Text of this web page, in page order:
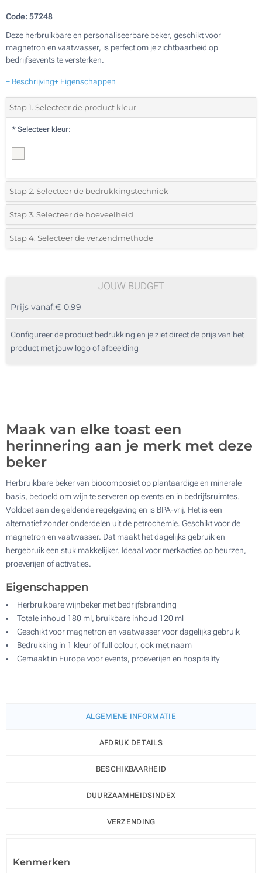
Code:57248
Deze herbruikbare en personaliseerbare beker, geschikt voor
magnetron en vaatwasser, is perfect om je zichtbaarheid op
bedrijfsevents te versterken.
+ Beschrijving+ Eigenschappen
Stap 1. Selecteer de product kleur
* Selecteer kleur:
Stap 2. Selecteer de bedrukkingstechniek
*Selecteer de bedrukking en kleuren van het logo:
1 Kleur (Rondom)
Digitale full colour bedrukking (Rondom)
Stap 3. Selecteer de hoeveelheid
*Selecteer uit de lijst of voeg het gewenste aantal in
200
1000
Stap 4. Selecteer de verzendmethode
JOUW BUDGET
Prijs vanaf:€ 0,99
Configureer de product bedrukking en je ziet direct de prijs van het
product met jouw logo of afbeelding
Maak van elke toast een
herinnering aan je merk met deze
beker
Herbruikbare beker van biocomposiet op plantaardige en minerale
basis, bedoeld om wijn te serveren op events en in bedrijfsruimtes.
Voldoet aan de geldende regelgeving en is BPA-vrij. Het is een
alternatief zonder onderdelen uit de petrochemie. Geschikt voor de
magnetron en vaatwasser. Dat maakt het dagelijks gebruik en
hergebruik een stuk makkelijker. Ideaal voor merkacties op beurzen,
proeverijen of activaties.
Eigenschappen
Herbruikbare wijnbeker met bedrijfsbranding
Totale inhoud 180 ml, bruikbare inhoud 120 ml
Geschikt voor magnetron en vaatwasser voor dagelijks gebruik
Bedrukking in 1 kleur of full colour, ook met naam
Gemaakt in Europa voor events, proeverijen en hospitality
ALGEMENE INFORMATIE
AFDRUK DETAILS
BESCHIKBAARHEID
DUURZAAMHEIDSINDEX
VERZENDING
Kenmerken